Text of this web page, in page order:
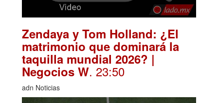
Zendaya y Tom Holland: ¿El
matrimonio que dominará la
taquilla mundial 2026? |
Negocios W. 23:50
adn Noticias